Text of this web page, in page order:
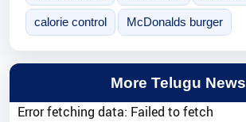
calorie control McDonalds burger
More Telugu News
Error fetching data: Failed to fetch